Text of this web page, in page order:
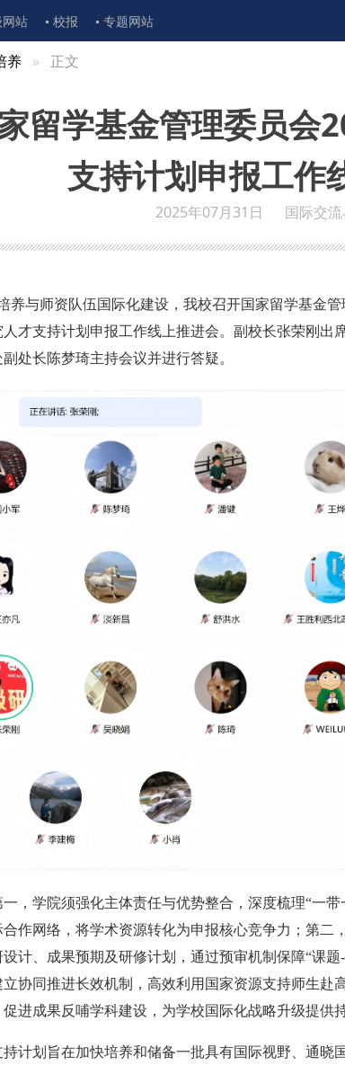
站 校报 专题网站
养 正文
留学基金管理委员会
支持计划申报工作
2025年07月31日 国际交
养与师资队伍国际化建设，我校召开国家留学基金
才支持计划申报工作线上推进会。副校长张荣刚出
处长陈梦琦主持会议并进行答疑。
，学院须强化主体责任与优势整合，深度梳理“一带
作网络，将学术资源转化为申报核心竞争力；第二
计、成果预期及研修计划，通过预审机制保障“课题
协同推进长效机制，高效利用国家资源支持师生赴
进成果反哺学科建设，为学校国际化战略升级提供持
计划旨在加快培养和储备一批具有国际视野、通晓